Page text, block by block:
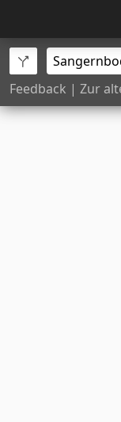
Feedback | Zur